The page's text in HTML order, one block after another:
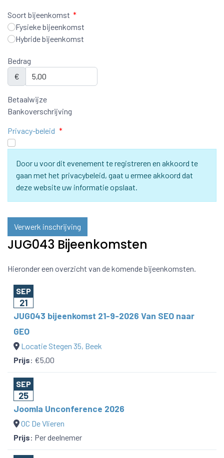
Soort bijeenkomst *
Fysieke bijeenkomst
Hybride bijeenkomst
Bedrag
€
Betaalwijze
Bankoverschrijving
Privacy-beleid *
Door u voor dit evenement te registreren en akkoord te
gaan met het privacybeleid, gaat u ermee akkoord dat
deze website uw informatie opslaat.
JUG043 Bijeenkomsten
Hieronder een overzicht van de komende bijeenkomsten.
SEP
21
JUG043 bijeenkomst 21-9-2026 Van SEO naar
GEO
Locatie Stegen 35, Beek
Prijs: €5,00
SEP
25
Joomla Unconference 2026
OC De Vlieren
Prijs: Per deelnemer